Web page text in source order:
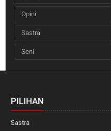
Opini
Sastra
Seni
PILIHAN
Sastra